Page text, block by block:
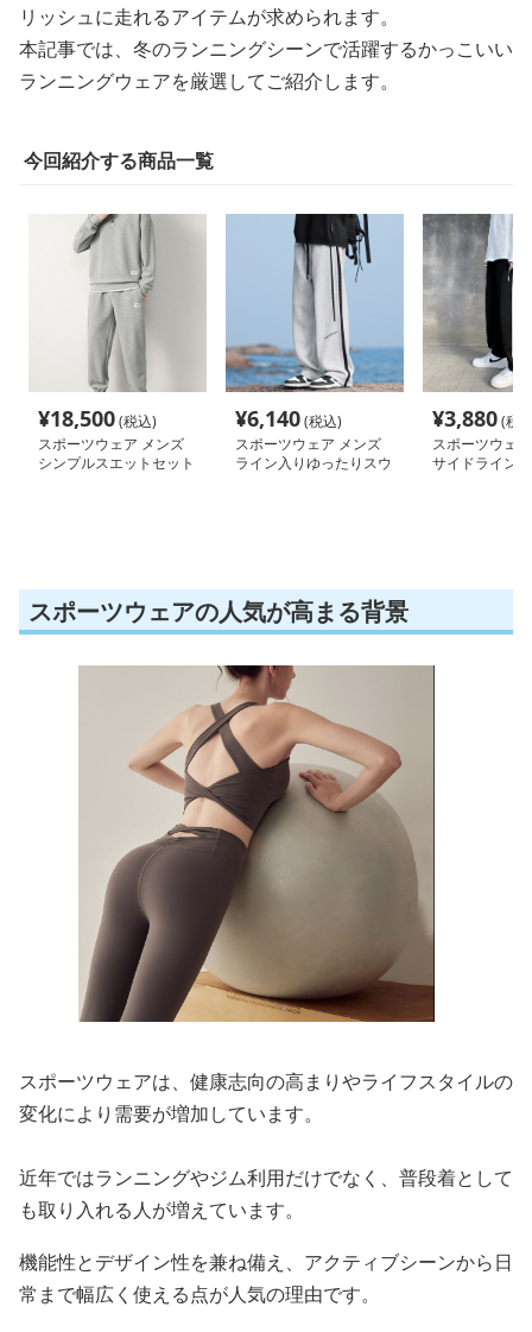
リッシュに走れるアイテムが求められます。
本記事では、冬のランニングシーンで活躍するかっこいい
ランニングウェアを厳選してご紹介します。
今回紹介する商品一覧
¥18,500(税込)
スポーツウェア メンズ
シンプルスエットセット
¥6,140(税込)
スポーツウェア メンズ
ライン入りゆったりスウ
¥3,880(税
スポーツウェ
サイドライン
スポーツウェアの人気が高まる背景
スポーツウェアは、健康志向の高まりやライフスタイルの
変化により需要が増加しています。
近年ではランニングやジム利用だけでなく、普段着として
も取り入れる人が増えています。
機能性とデザイン性を兼ね備え、アクティブシーンから日
常まで幅広く使える点が人気の理由です。